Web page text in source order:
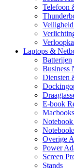
Telefoon
Laptops &
Batterijen
Business
Diensten
E-book
Macbooks
Overige
Power
Screen
Stands